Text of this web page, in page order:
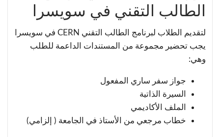
الطالب التقني في سويسرا
لتقديم الطلاب لبرنامج الطالب التقني CERN في سويسرا
يجب تحضير مجموعة من المستندات الداعمة للطلب
وهي:
جواز سفر ساري المفعول
السيرة الذاتية
الملف الأكاديمي
خطاب مرجعي من الأستاذ في الجامعة ( إلزامي)